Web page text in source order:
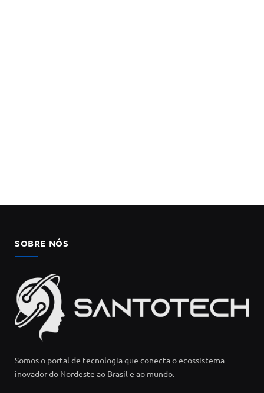
SOBRE NÓS
Somos o portal de tecnologia que conecta o ecossistema
inovador do Nordeste ao Brasil e ao mundo.